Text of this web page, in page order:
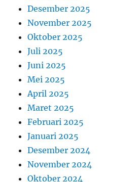
Desember 2025
November 2025
Oktober 2025
Juli 2025
Juni 2025
Mei 2025
April 2025
Maret 2025
Februari 2025
Januari 2025
Desember 2024
November 2024
Oktober 2024